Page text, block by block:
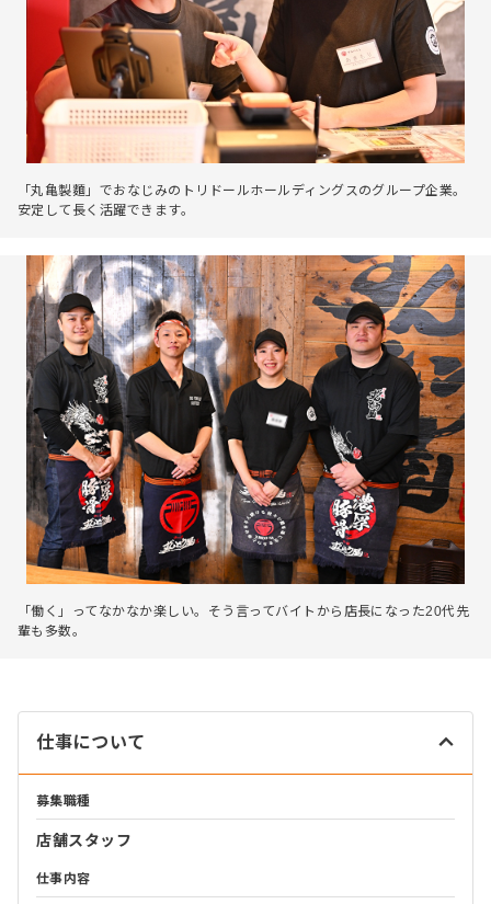
「丸亀製麵」でおなじみのトリドールホールディングスのグループ企業。
安定して長く活躍できます。
「働く」ってなかなか楽しい。そう言ってバイトから店長になった20代先
輩も多数。
仕事について
募集職種
店舗スタッフ
仕事内容